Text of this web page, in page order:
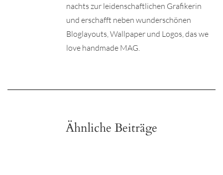
nachts zur leidenschaftlichen Grafikerin
und erschafft neben wunderschönen
Bloglayouts, Wallpaper und Logos, das we
love handmade MAG.
Ähnliche Beiträge